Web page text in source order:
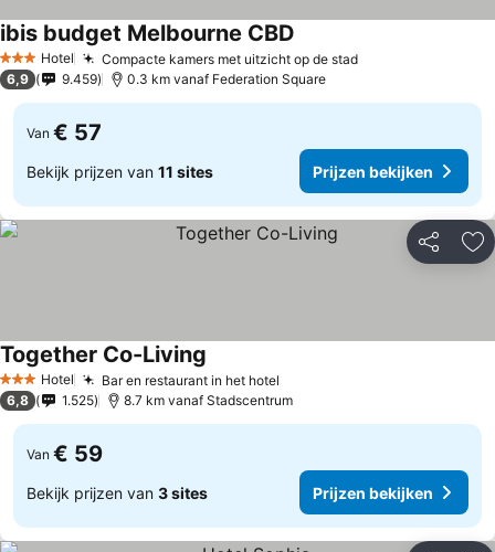
3 SterrenHotel Compacte kamers met uitzicht op de stad
ibis budget Melbourne CBD
6,9 9.459 0.3 km vanaf Federation Square
Van € 57
Bekijk prijzen van 11 sites Prijzen bekijken
Delen
3 SterrenHotel Bar en restaurant in het hotel
Together Co-Living
6,8 1.525 8.7 km vanaf Stadscentrum
Van € 59
Bekijk prijzen van 3 sites Prijzen bekijken